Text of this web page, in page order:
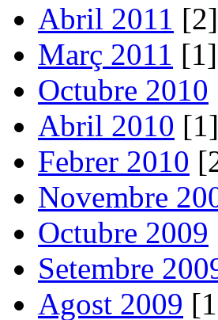
Abril 2011 [2]
Març 2011 [1]
Octubre 2010
Abril 2010 [1]
Febrer 2010
Novembre
Octubre 2009
Setembre
Agost 2009